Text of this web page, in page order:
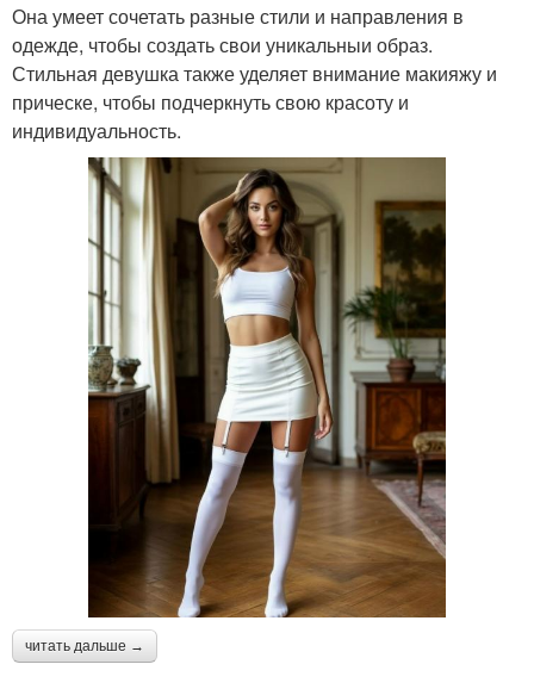
Она умеет сочетать разные стили и направления в
одежде, чтобы создать свои уникальныи образ.
Стильная девушка также уделяет внимание макияжу и
прическе, чтобы подчеркнуть свою красоту и
индивидуальность.
читать дальше →